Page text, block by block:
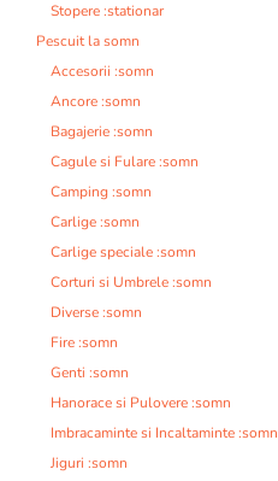
Stopere :stationar
Pescuit la somn
Accesorii :somn
Ancore :somn
Bagajerie :somn
Cagule si Fulare :somn
Camping :somn
Carlige :somn
Carlige speciale :somn
Corturi si Umbrele :somn
Diverse :somn
Fire :somn
Genti :somn
Hanorace si Pulovere :somn
Imbracaminte si Incaltaminte :somn
Jiguri :somn